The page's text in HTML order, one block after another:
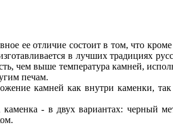
ее отличие состоит в том, что
в лучших традициях
чем выше температура камней,
печам.
камней как внутри каменки,
- в двух вариантах: черный